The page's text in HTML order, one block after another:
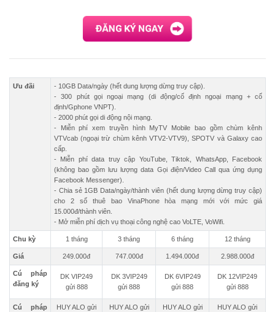
Ưu đãi
- 10GB Data/ngày (hết dung lượng dừng truy cập).
- 300 phút gọi ngoại mạng (di động/cố định ngoại mạng + cố
định/Gphone VNPT).
- 2000 phút gọi di động nội mạng.
- Miễn phí xem truyền hình MyTV Mobile bao gồm chùm kênh
VTVcab (ngoại trừ chùm kênh VTV2-VTV9), SPOTV và Galaxy cao
cấp.
- Miễn phí data truy cập YouTube, Tiktok, WhatsApp, Facebook
(không bao gồm lưu lượng data Gọi điện/Video Call qua ứng dụng
Facebook Messenger).
- Chia sẻ 1GB Data/ngày/thành viên (hết dung lượng dừng truy cập)
cho 2 số thuê bao VinaPhone hòa mạng mới với mức giá
15.000đ/thành viên.
- Mở miễn phí dịch vụ thoại công nghệ cao VoLTE, VoWifi.
Chu kỳ 1 tháng 3 tháng 6 tháng 12 tháng
Giá 249.000đ 747.000đ 1.494.000đ 2.988.000đ
Cú pháp
đăng ký
DK VIP249
gửi 888
DK 3VIP249
gửi 888
DK 6VIP249
gửi 888
DK 12VIP249
gửi 888
Cú pháp
HUY ALO gửi
HUY ALO gửi
HUY ALO gửi
HUY ALO gửi